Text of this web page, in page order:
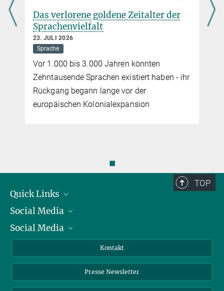
Das verlorene goldene Zeitalter der
Sprachenvielfalt
23. JULI 2026
Sprache
Vor 1.000 bis 3.000 Jahren könnten
Zehntausende Sprachen existiert haben - ihr
Rückgang begann lange vor der
europäischen Kolonialexpansion
◼
TOP
Quick Links
Präsident
Zahlen und Fakten
Meldestelle Fehlverhalten
Social Media
Bluesky
Social Media
YouTube
Kontakt
Presse Newsletter